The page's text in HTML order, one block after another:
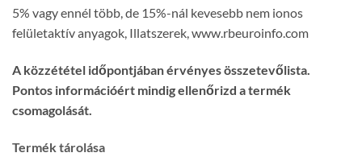
5% vagy ennél több, de 15%-nál kevesebb nem ionos
felületaktív anyagok, Illatszerek, www.rbeuroinfo.com
A közzététel időpontjában érvényes összetevőlista.
Pontos információért mindig ellenőrizd a termék
csomagolását.
Termék tárolása